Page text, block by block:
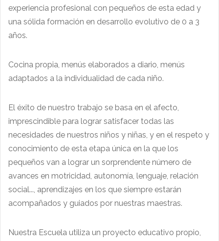
experiencia profesional con pequeños de esta edad y
una sólida formación en desarrollo evolutivo de 0 a 3
años.
Cocina propia, menús elaborados a diario, menús
adaptados a la individualidad de cada niño.
El éxito de nuestro trabajo se basa en el afecto,
imprescindible para lograr satisfacer todas las
necesidades de nuestros niños y niñas, y en el respeto y
conocimiento de esta etapa única en la que los
pequeños van a lograr un sorprendente número de
avances en motricidad, autonomía, lenguaje, relación
social..., aprendizajes en los que siempre estarán
acompañados y guiados por nuestras maestras.
Nuestra Escuela utiliza un proyecto educativo propio,